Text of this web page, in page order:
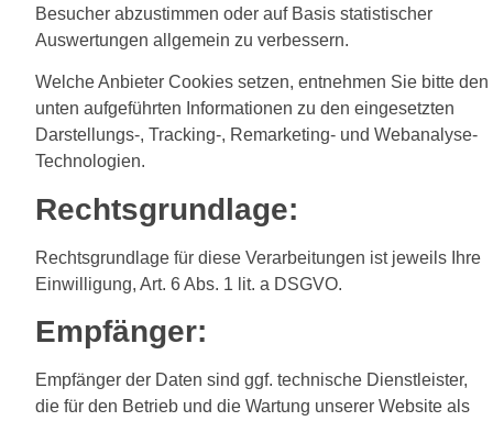
Besucher abzustimmen oder auf Basis statistischer
Auswertungen allgemein zu verbessern.
Welche Anbieter Cookies setzen, entnehmen Sie bitte den
unten aufgeführten Informationen zu den eingesetzten
Darstellungs-, Tracking-, Remarketing- und Webanalyse-
Technologien.
Rechtsgrundlage:
Rechtsgrundlage für diese Verarbeitungen ist jeweils Ihre
Einwilligung, Art. 6 Abs. 1 lit. a DSGVO.
Empfänger:
Empfänger der Daten sind ggf. technische Dienstleister,
die für den Betrieb und die Wartung unserer Website als